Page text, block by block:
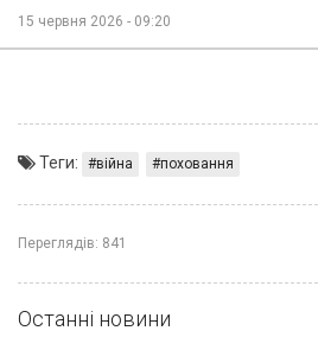
15 червня 2026 - 09:20
Теги: війна поховання
Переглядів: 841
Останні новини